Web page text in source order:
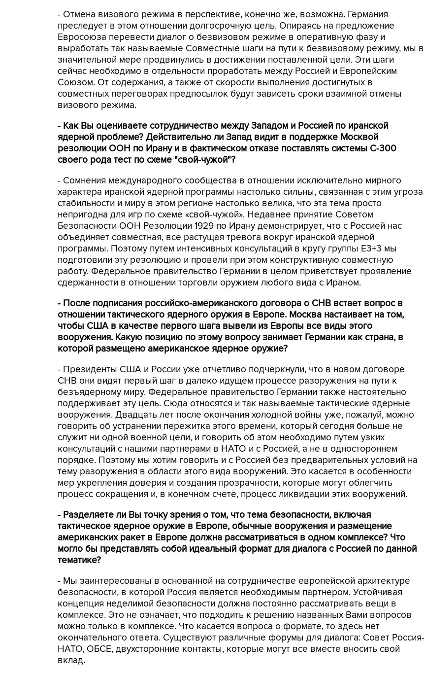
- Отмена визового режима в перспективе, конечно же, возможна. Германия
преследует в этом отношении долгосрочную цель. Опираясь на предложение
Евросоюза перевести диалог о безвизовом режиме в оперативную фазу и
выработать так называемые Совместные шаги на пути к безвизовому режиму, мы в
значительной мере продвинулись в достижении поставленной цели. Эти шаги
сейчас необходимо в отдельности проработать между Россией и Европейским
Союзом. От содержания, а также от скорости выполнения достигнутых в
совместных переговорах предпосылок будут зависеть сроки взаимной отмены
визового режима.
- Как Вы оцениваете сотрудничество между Западом и Россией по иранской
ядерной проблеме? Действительно ли Запад видит в поддержке Москвой
резолюции ООН по Ирану и в фактическом отказе поставлять системы С-300
своего рода тест по схеме "свой-чужой"?
- Сомнения международного сообщества в отношении исключительно мирного
характера иранской ядерной программы настолько сильны, связанная с этим угроза
стабильности и миру в этом регионе настолько велика, что эта тема просто
непригодна для игр по схеме «свой-чужой». Недавнее принятие Советом
Безопасности ООН Резолюции 1929 по Ирану демонстрирует, что с Россией нас
объединяет совместная, все растущая тревога вокруг иранской ядерной
программы. Поэтому путем интенсивных консультаций в кругу группы Е3+3 мы
подготовили эту резолюцию и провели при этом конструктивную совместную
работу. Федеральное правительство Германии в целом приветствует проявление
сдержанности в отношении торговли оружием любого вида с Ираном.
- После подписания российско-американского договора о СНВ встает вопрос в
отношении тактического ядерного оружия в Европе. Москва настаивает на том,
чтобы США в качестве первого шага вывели из Европы все виды этого
вооружения. Какую позицию по этому вопросу занимает Германии как страна, в
которой размещено американское ядерное оружие?
- Президенты США и России уже отчетливо подчеркнули, что в новом договоре
СНВ они видят первый шаг в далеко идущем процессе разоружения на пути к
безъядерному миру. Федеральное правительство Германии также настоятельно
поддерживает эту цель. Сюда относятся и так называемые тактические ядерные
вооружения. Двадцать лет после окончания холодной войны уже, пожалуй, можно
говорить об устранении пережитка этого времени, который сегодня больше не
служит ни одной военной цели, и говорить об этом необходимо путем узких
консультаций с нашими партнерами в НАТО и с Россией, а не в одностороннем
порядке. Поэтому мы хотим говорить и с Россией без предварительных условий на
тему разоружения в области этого вида вооружений. Это касается в особенности
мер укрепления доверия и создания прозрачности, которые могут облегчить
процесс сокращения и, в конечном счете, процесс ликвидации этих вооружений.
- Разделяете ли Вы точку зрения о том, что тема безопасности, включая
тактическое ядерное оружие в Европе, обычные вооружения и размещение
американских ракет в Европе должна рассматриваться в одном комплексе? Что
могло бы представлять собой идеальный формат для диалога с Россией по данной
тематике?
- Мы заинтересованы в основанной на сотрудничестве европейской архитектуре
безопасности, в которой Россия является необходимым партнером. Устойчивая
концепция неделимой безопасности должна постоянно рассматривать вещи в
комплексе. Это не означает, что подходить к решению названных Вами вопросов
можно только в комплексе. Что касается вопроса о формате, то здесь нет
окончательного ответа. Существуют различные форумы для диалога: Совет Россия-
НАТО, ОБСЕ, двухсторонние контакты, которые могут все вместе вносить свой
вклад.